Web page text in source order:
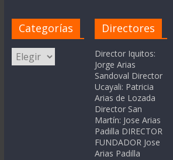
Categorías
Categorías
Directores
Director Iquitos:
Jorge Arias
Sandoval Director
Ucayali: Patricia
Arias de Lozada
Director San
Martín: Jose Arias
Padilla DIRECTOR
FUNDADOR Jose
Arias Padilla